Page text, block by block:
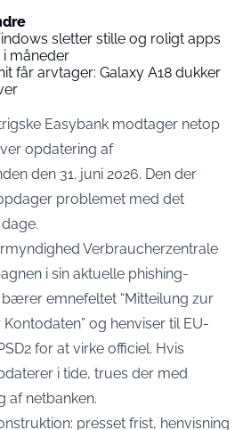
sletter stille og roligt apps
måneder
får arvtager: Galaxy A18 dukker
Easybank modtager netop
opdatering af
den 31. juni 2026. Den der
problemet med det
Verbraucherzentrale
i sin aktuelle phishing-
bærer emnefeltet “Mitteilung zur
og henviser til EU-
for at virke officiel. Hvis
i tide, trues der med
af netbanken.
presset frist, henvisning